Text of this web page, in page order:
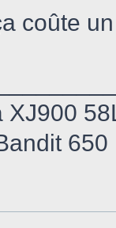
coûte
XJ900
650